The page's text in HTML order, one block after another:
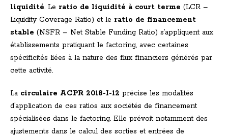
liquidité. Le ratio de liquidité à court terme (LCR –
Liquidity Coverage Ratio) et le ratio de financement
stable (NSFR – Net Stable Funding Ratio) s’appliquent aux
établissements pratiquant le factoring, avec certaines
spécificités liées à la nature des flux financiers générés par
cette activité.
La circulaire ACPR 2018-I-12 précise les modalités
d’application de ces ratios aux sociétés de financement
spécialisées dans le factoring. Elle prévoit notamment des
ajustements dans le calcul des sorties et entrées de